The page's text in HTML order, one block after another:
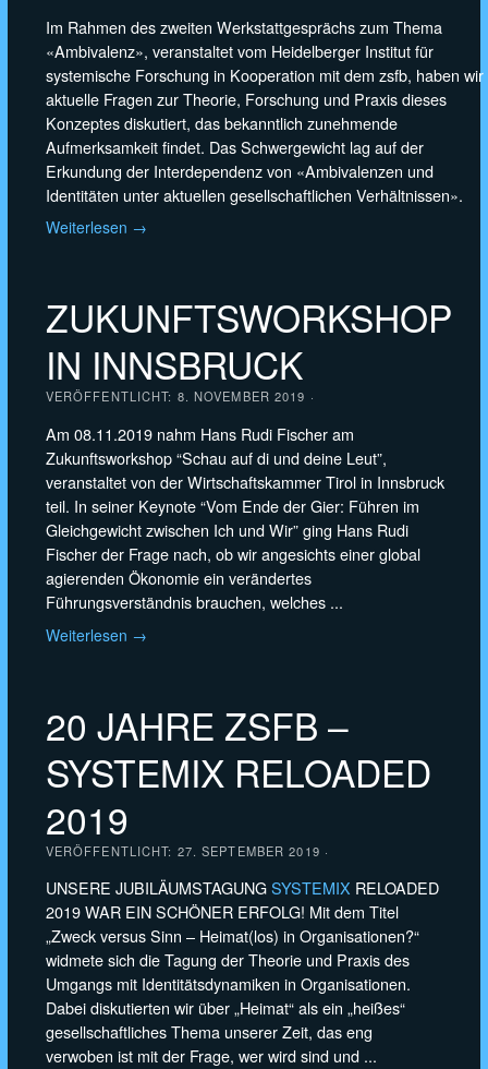
Im Rahmen des zweiten Werkstattgesprächs zum Thema
«Ambivalenz», veranstaltet vom Heidelberger Institut für
systemische Forschung in Kooperation mit dem zsfb, haben wir
aktuelle Fragen zur Theorie, Forschung und Praxis dieses
Konzeptes diskutiert, das bekanntlich zunehmende
Aufmerksamkeit findet. Das Schwergewicht lag auf der
Erkundung der Interdependenz von «Ambivalenzen und
Identitäten unter aktuellen gesellschaftlichen Verhältnissen».
Weiterlesen →
ZUKUNFTSWORKSHOP
IN INNSBRUCK
VERÖFFENTLICHT: 8. NOVEMBER 2019 ·
Am 08.11.2019 nahm Hans Rudi Fischer am
Zukunftsworkshop “Schau auf di und deine Leut”,
veranstaltet von der Wirtschaftskammer Tirol in Innsbruck
teil. In seiner Keynote “Vom Ende der Gier: Führen im
Gleichgewicht zwischen Ich und Wir” ging Hans Rudi
Fischer der Frage nach, ob wir angesichts einer global
agierenden Ökonomie ein verändertes
Führungsverständnis brauchen, welches ...
Weiterlesen →
20 JAHRE ZSFB –
SYSTEMIX RELOADED
2019
VERÖFFENTLICHT: 27. SEPTEMBER 2019 ·
UNSERE JUBILÄUMSTAGUNGSYSTEMIX RELOADED
2019 WAR EIN SCHÖNER ERFOLG! Mit dem Titel
„Zweck versus Sinn – Heimat(los) in Organisationen?“
widmete sich die Tagung der Theorie und Praxis des
Umgangs mit Identitätsdynamiken in Organisationen.
Dabei diskutierten wir über „Heimat“ als ein „heißes“
gesellschaftliches Thema unserer Zeit, das eng
verwoben ist mit der Frage, wer wird sind und ...